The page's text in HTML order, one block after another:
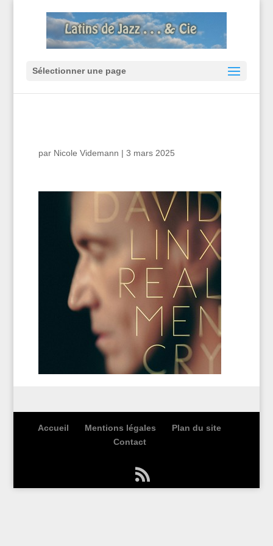
Sélectionner une page
par Nicole Videmann | 3 mars 2025
Accueil Mentions légales
Plan du site
Contact